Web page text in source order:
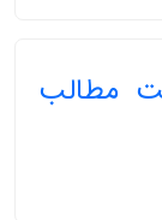
مطالب